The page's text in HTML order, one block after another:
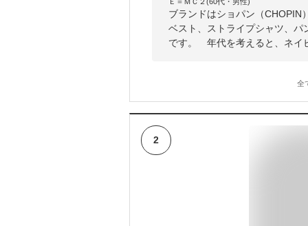
ブランドはショパン（
ベスト、ストライプシャツ、
です。 年代を考えると、ネイ
全
2